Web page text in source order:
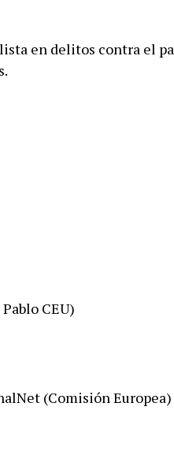
en delitos contra el
CEU)
(Comisión